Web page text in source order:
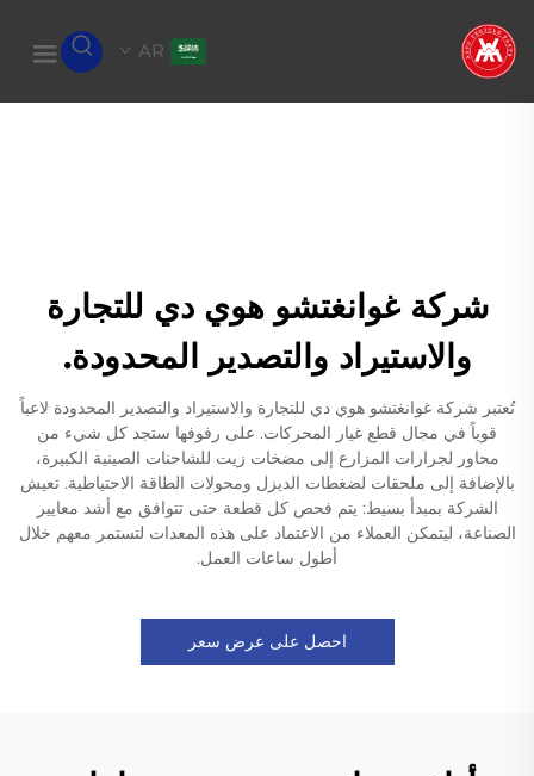
AR
شركة غوانغتشو هوي دي للتجارة
والاستيراد والتصدير المحدودة.
تُعتبر شركة غوانغتشو هوي دي للتجارة والاستيراد والتصدير المحدودة لاعباً
قوياً في مجال قطع غيار المحركات. على رفوفها ستجد كل شيء من
محاور لجرارات المزارع إلى مضخات زيت للشاحنات الصينية الكبيرة،
بالإضافة إلى ملحقات لضغطات الديزل ومحولات الطاقة الاحتياطية. تعيش
الشركة بمبدأ بسيط: يتم فحص كل قطعة حتى تتوافق مع أشد معايير
الصناعة، ليتمكن العملاء من الاعتماد على هذه المعدات لتستمر معهم خلال
أطول ساعات العمل.
احصل على عرض سعر